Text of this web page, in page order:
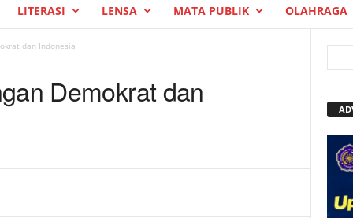
LITERASI LENSA MATA PUBLIK OLAHRAGA
dan Indonesia
Demokrat dan